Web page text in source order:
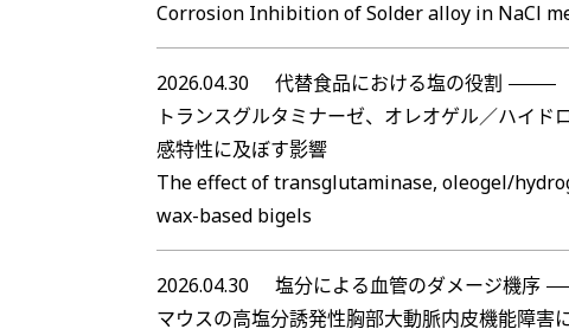
Corrosion Inhibition of Solder alloy in NaCl
2026.04.30
代替食品における塩の役割
トランスグルタミナーゼ、オレオゲル／ハイ
感特性に及ぼす影響
The effect of transglutaminase, oleogel/
wax-based bigels
2026.04.30
塩分による血管のダメージ機序
マウスの高塩分誘発性胸部大動脈内皮機能障害